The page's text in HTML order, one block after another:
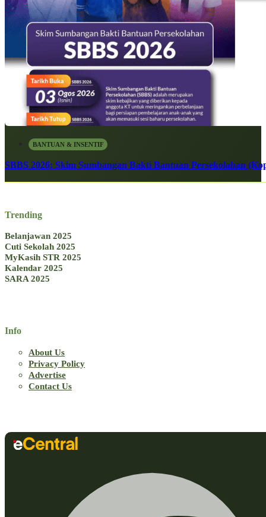
BANTUAN & INSENTIF
SBBS 2026: Skim Sumbangan Bakti Bantuan Persekolahan
Trending
Belanjawan 2025
Cuti Sekolah 2025
MyKasih STR 2025
Kalendar 2025
SARA 2025
Info
About Us
Privacy Policy
Advertise
Contact Us